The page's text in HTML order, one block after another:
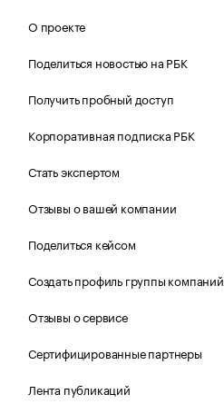
О проекте
Поделиться новостью на РБК
Получить пробный доступ
Корпоративная подписка РБК
Стать экспертом
Отзывы о вашей компании
Поделиться кейсом
Создать профиль группы компаний
Отзывы о сервисе
Сертифицированные партнеры
Лента публикаций